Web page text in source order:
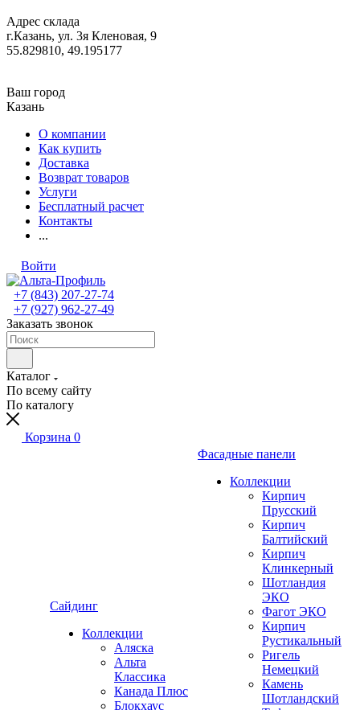
Адрес склада
г.Казань, ул. 3я Кленовая, 9
55.829810, 49.195177
Ваш город
Казань
О компании
Как купить
Доставка
Возврат товаров
Услуги
Бесплатный расчет
Контакты
...
Войти
+7 (843) 207-27-74
+7 (927) 962-27-49
Заказать звонок
Каталог
По всему сайту
По каталогу
Корзина 0
Сайдинг
Коллекции
Аляска
Альта
Классика
Канада Плюс
Блокхаус
Фасадные панели
Коллекции
Кирпич
Прусский
Кирпич
Балтийский
Кирпич
Клинкерный
Шотландия
ЭКО
Фагот ЭКО
Кирпич
Рустикальный
Ригель
Немецкий
Камень
Шотландский